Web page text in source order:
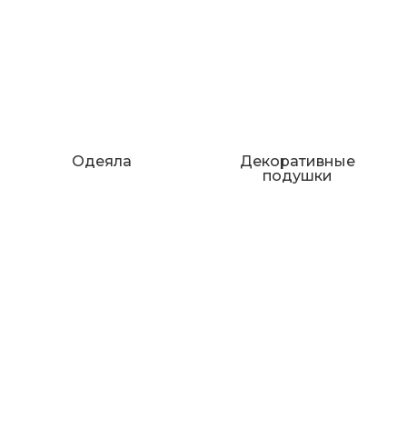
Одеяла
Декоративные
подушки